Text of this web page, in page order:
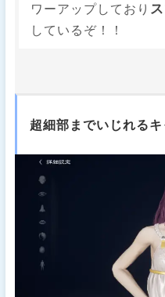
ワーアップしており
しているぞ！！
超細部までいじれる